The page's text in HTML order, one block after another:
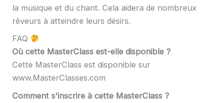
la musique et du chant. Cela aidera de nombreux
rêveurs à atteindre leurs désirs.
FAQ
Où cette MasterClass est-elle disponible ?
Cette MasterClass est disponible sur
www.MasterClasses.com
Comment s'inscrire à cette MasterClass ?